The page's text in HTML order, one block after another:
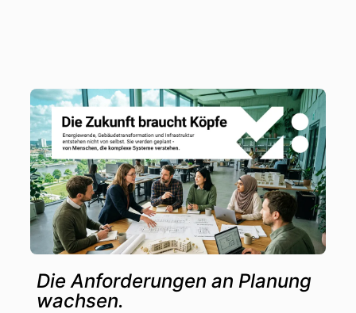
Die Anforderungen an Planung
wachsen.